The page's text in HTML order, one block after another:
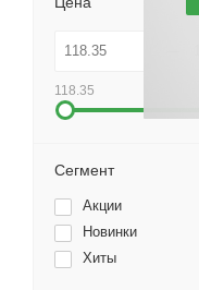
118.35
Сегмент
Акции
Новинки
Хиты